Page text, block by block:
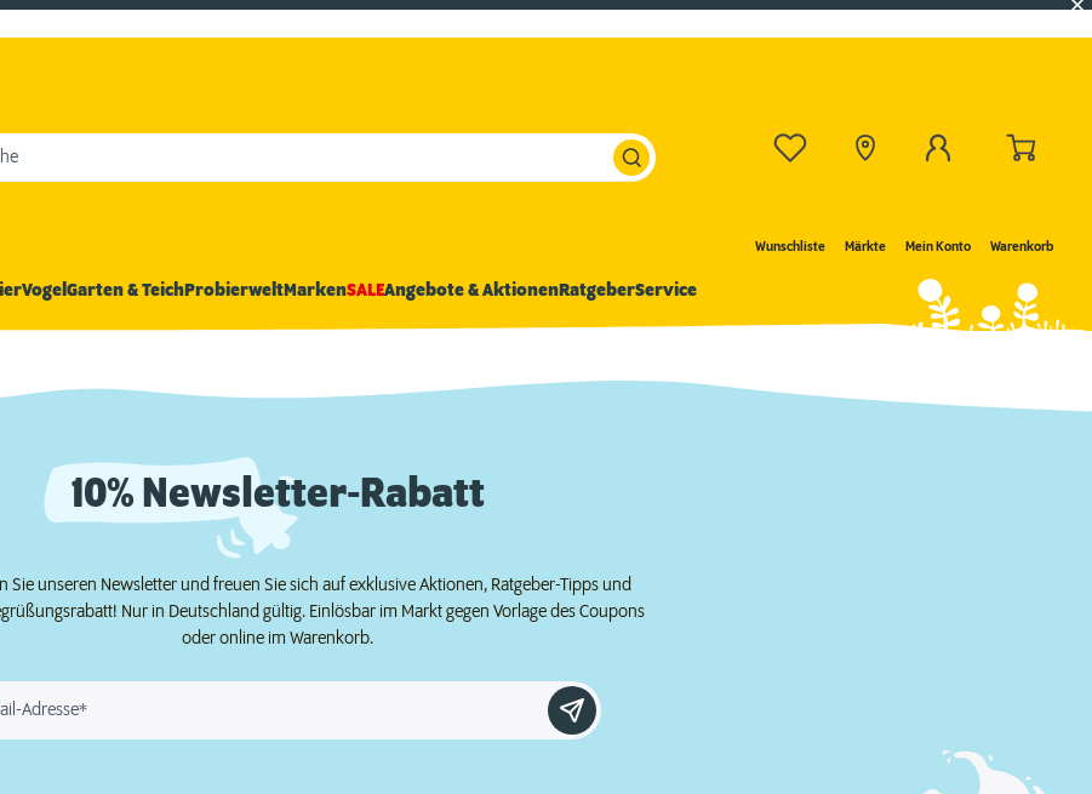
Wunschliste Märkte Mein Konto Warenkorb
Vogel Garten & TeichProbierweltMarkenSALEAngebote & AktionenRatgeberService
10% Newsletter-Rabatt
Sie unseren Newsletter und freuen Sie sich auf exklusive Aktionen, Ratgeber-Tipps und
Nur in Deutschland gültig. Einlösbar im Markt gegen Vorlage des Coupons
oder online im Warenkorb.
Adresse*